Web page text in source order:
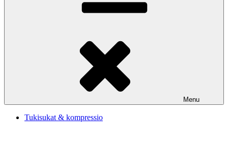
Menu
Tukisukat & kompressio